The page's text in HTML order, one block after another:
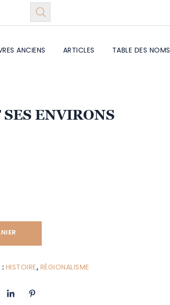
ANCIENS ARTICLES TABLE DES NOMS
ENVIRONS
:HISTOIRE, RÉGIONALISME